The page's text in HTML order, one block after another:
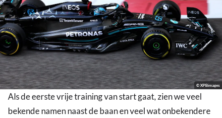
© XPBimages
Als de eerste vrije training van start gaat, zien we veel
bekende namen naast de baan en veel wat onbekendere